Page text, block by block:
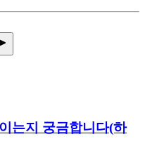
는지 궁금합니다(하